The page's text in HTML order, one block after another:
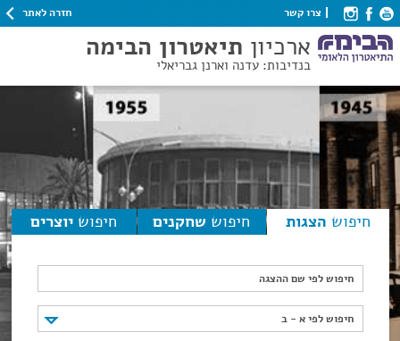
צרו קשר חזרה לאתר
ארכיון תיאטרון הבימה
בנדיבות: עדנה וארנן גבריאלי
חיפוש הצגות חיפוש שחקנים חיפוש יוצרים
חיפוש לפי שם ההצגה
חיפוש לפי א - ב
חיפוש לפי א - ב